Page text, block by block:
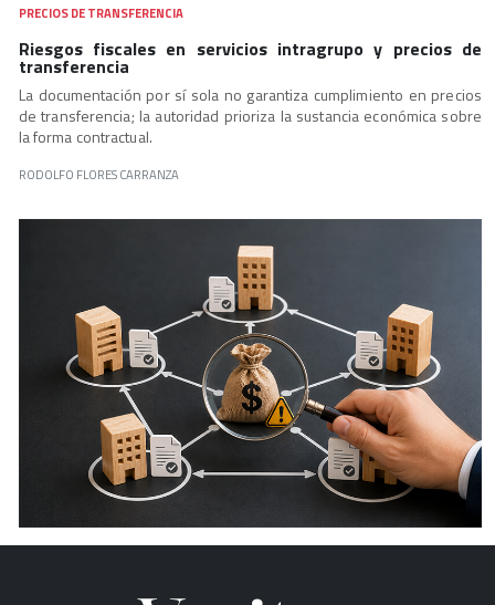
PRECIOS DE TRANSFERENCIA
Riesgos fiscales en servicios intragrupo y precios de
transferencia
La documentación por sí sola no garantiza cumplimiento en precios
de transferencia; la autoridad prioriza la sustancia económica sobre
la forma contractual.
RODOLFO FLORES CARRANZA